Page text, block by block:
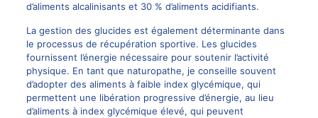
d’aliments alcalinisants et 30 % d’aliments acidifiants.
La gestion des glucides est également déterminante dans
le processus de récupération sportive. Les glucides
fournissent l’énergie nécessaire pour soutenir l’activité
physique. En tant que naturopathe, je conseille souvent
d’adopter des aliments à faible index glycémique, qui
permettent une libération progressive d’énergie, au lieu
d’aliments à index glycémique élevé, qui peuvent